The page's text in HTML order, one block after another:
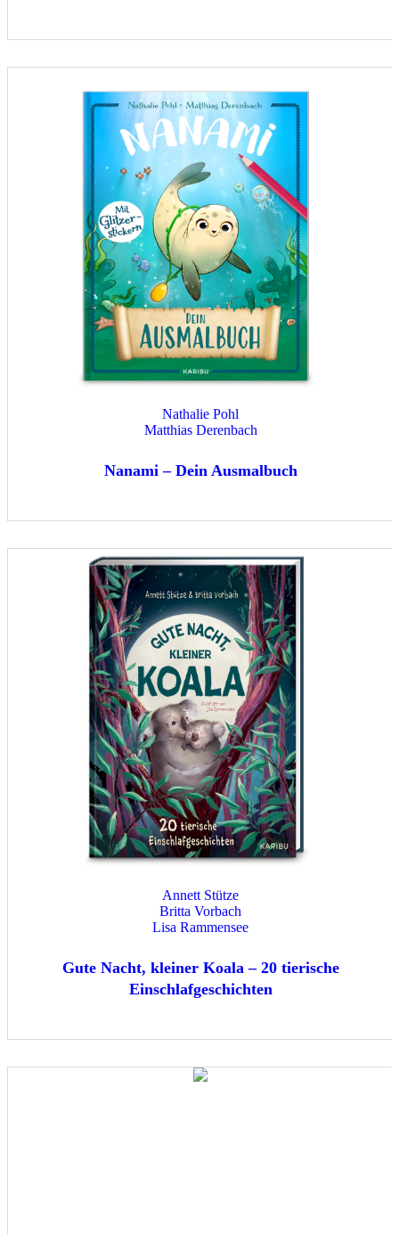
Nathalie Pohl
Matthias Derenbach
Nanami – Dein Ausmalbuch
Annett Stütze
Britta Vorbach
Lisa Rammensee
Gute Nacht, kleiner Koala – 20 tierische
Einschlafgeschichten